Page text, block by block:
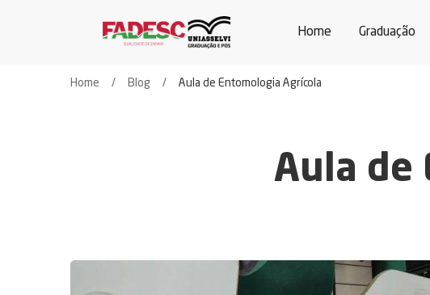
Home Graduação
Aula de
Home Blog Aula de Entomologia Agrícola